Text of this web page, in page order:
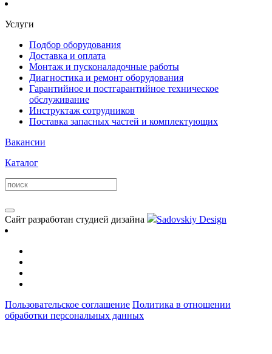
Услуги
Подбор оборудования
Доставка и оплата
Монтаж и пусконаладочные работы
Диагностика и ремонт оборудования
Гарантийное и постгарантийное техническое
обслуживание
Инструктаж сотрудников
Поставка запасных частей и комплектующих
Вакансии
Каталог
Сайт разработан студией дизайна Sadovskiy Design
Пользовательское соглашение Политика в отношении
обработки персональных данных